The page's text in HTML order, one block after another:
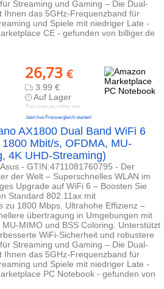
Streaming und Gaming – Die Dual-
Ihnen das 5GHz-Frequenzband für
und Spiele mit niedriger Late -
CE - gefunden von billiger.de
26,73 €
3.99 €
Auf Lager
Preis kann jetzt höher sein
Jetzt live Preisvergleich starten!
AX1800 Dual Band WiFi 6
Mbit/s, OFDMA, MU-
4K UHD-Streaming)
- GTIN:4711081760795 - Der
der Welt – Superschnelles WLAN im
Upgrade auf WiFi 6 – Boosten Sie
Standard 802.11ax mit
zu 1800 Mbps. Ultrahohe Effizienz –
übertragung in Umgebungen mit
MIMO und BSS Coloring. Unterstützt
WiFi-Sicherheit und robustere
Streaming und Gaming – Die Dual-
Ihnen das 5GHz-Frequenzband für
und Spiele mit niedriger Late -
PC Notebook - gefunden von